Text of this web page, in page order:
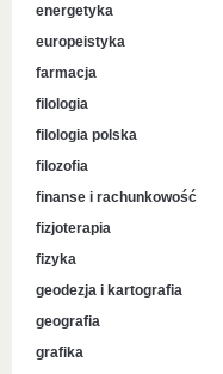
energetyka
europeistyka
farmacja
filologia
filologia polska
filozofia
finanse i rachunkowość
fizjoterapia
fizyka
geodezja i kartografia
geografia
grafika